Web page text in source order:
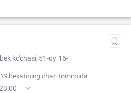
ko'chasi, 51-uy, 16-
bekatining chap tomonida